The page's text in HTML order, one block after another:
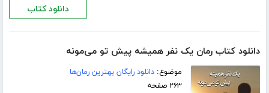
دانلود کتاب
دانلود کتاب رمان یک نفر همیشه پیش تو می‌مونه
موضوع:دانلود رایگان بهترین رمان‌ها
۲۶۳ صفحه